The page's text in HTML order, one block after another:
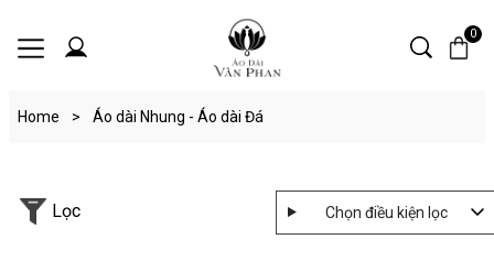
0
Home > Áo dài Nhung - Áo dài Đá
Chọn điều kiện lọc
Lọc